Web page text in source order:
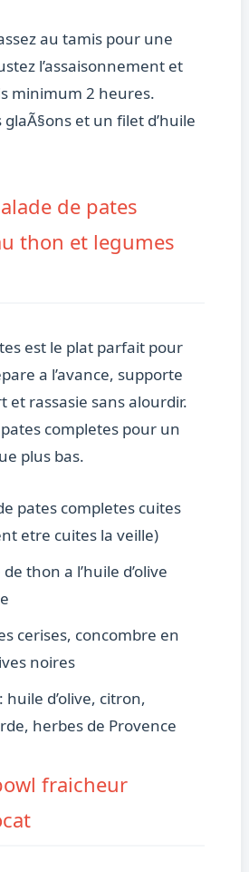
au tamis pour une
l’assaisonnement et
minimum 2 heures.
glaÃ§ons et un filet d’huile
de pates
thon et legumes
est le plat parfait pour
a l’avance, supporte
et rassasie sans alourdir.
completes pour un
plus bas.
pates completes cuites
etre cuites la veille)
thon a l’huile d’olive
cerises, concombre en
noires
huile d’olive, citron,
herbes de Provence
fraicheur